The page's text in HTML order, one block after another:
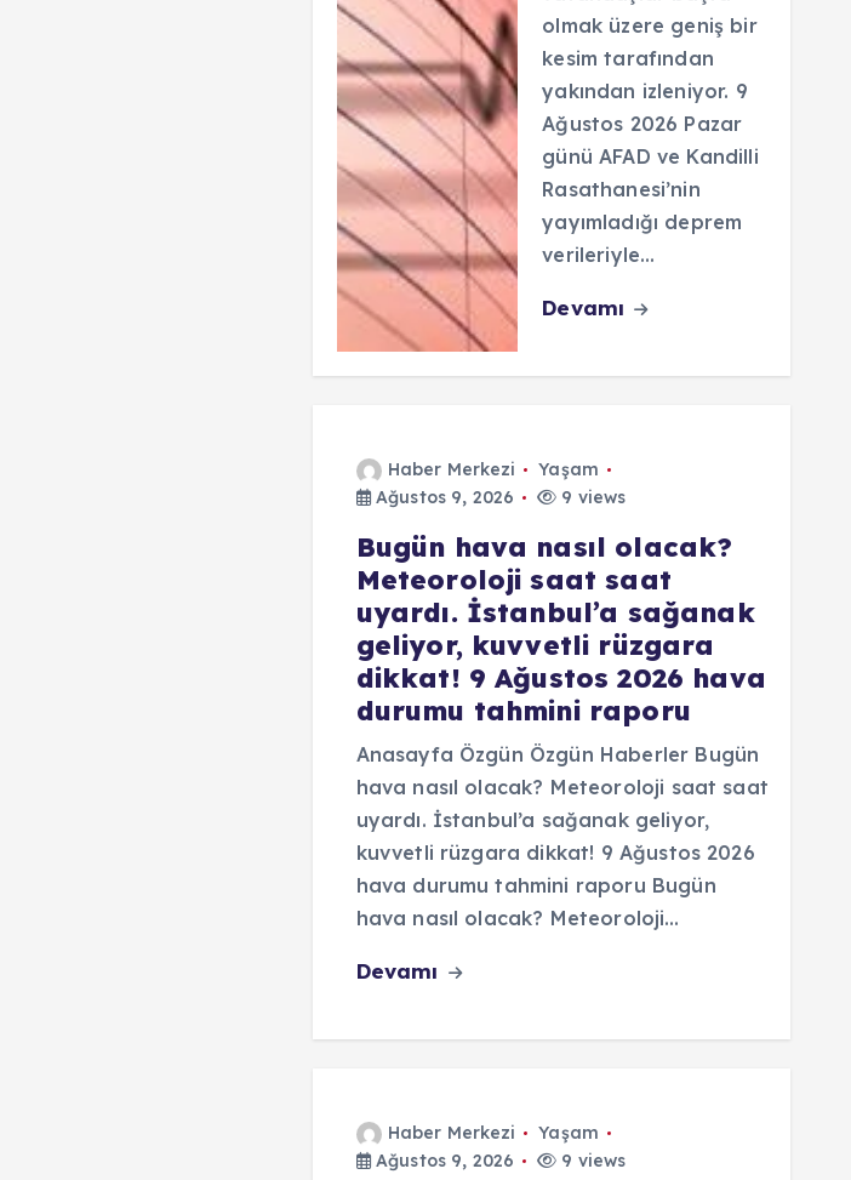
olmak üzere geniş bir
kesim tarafından
yakından izleniyor. 9
Ağustos 2026 Pazar
günü AFAD ve Kandilli
Rasathanesi’nin
yayımladığı deprem
verileriyle…
Devamı
Haber Merkezi
Yaşam
Ağustos 9, 2026
9 views
Bugün hava nasıl olacak?
Meteoroloji saat saat
uyardı. İstanbul’a sağanak
geliyor, kuvvetli rüzgara
dikkat! 9 Ağustos 2026 hava
durumu tahmini raporu
Anasayfa Özgün Özgün Haberler Bugün
hava nasıl olacak? Meteoroloji saat saat
uyardı. İstanbul’a sağanak geliyor,
kuvvetli rüzgara dikkat! 9 Ağustos 2026
hava durumu tahmini raporu Bugün
hava nasıl olacak? Meteoroloji…
Devamı
Haber Merkezi
Yaşam
Ağustos 9, 2026
9 views